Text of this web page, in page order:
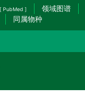
[ PubMed ]
领域图谱
同属物种